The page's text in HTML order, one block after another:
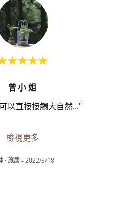
曾小姐
以直接接觸大自然..."
檢視更多
· 旅居-2022/3/18